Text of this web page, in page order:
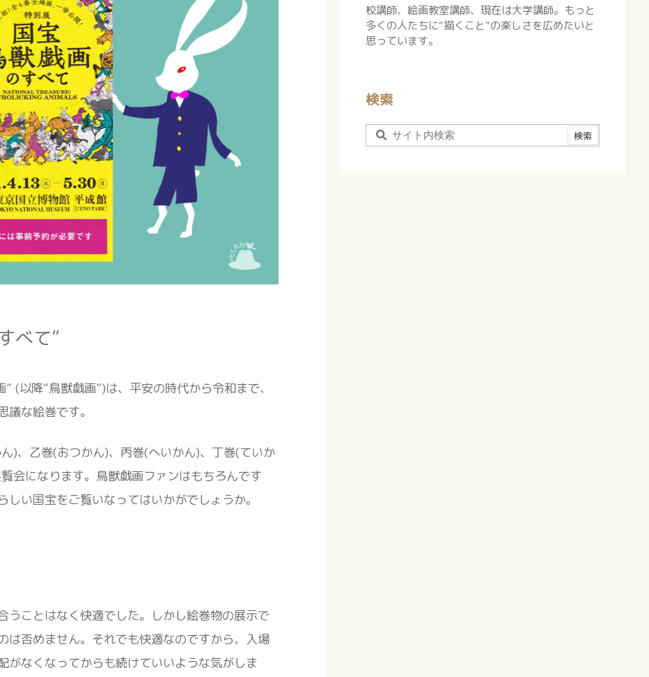
べて”
(以降“鳥獣戯画”)は、平安の時代から令和まで、
な絵巻です。
)、乙巻(おつかん)、丙巻(へいかん)、丁巻(ていか
会になります。鳥獣戯画ファンはもちろんです
い国宝をご覧いなってはいかがでしょうか。
ことはなく快適でした。しかし絵巻物の展示で
は否めません。それでも快適なのですから、入場
がなくなってからも続けていいような気がしま
校講師、絵画教室講師、現在は大学講師。もっと
多くの人たちに“描くこと”の楽しさを広めたいと
思っています。
検索